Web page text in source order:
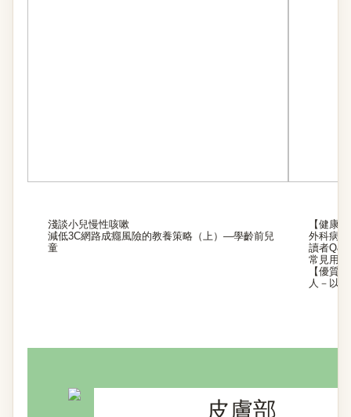
淺談小兒慢性咳嗽
減低3C網路成癮風險的教養策略（上）—學齡前兒
童
【健康
外科病
讀者Q&A
常見用
【優質
人－以
皮膚部